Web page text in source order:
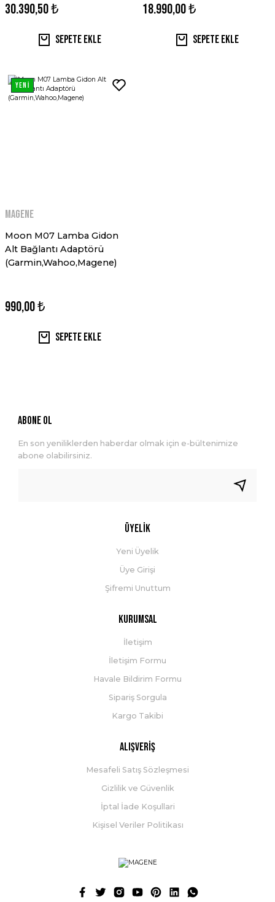
30.390,50 ₺
Sepete Ekle
18.990,00 ₺
Sepete Ekle
YENİ
MAGENE
Moon M07 Lamba Gidon
Alt Bağlantı Adaptörü
(Garmin,Wahoo,Magene)
990,00 ₺
Sepete Ekle
Üyelik
Yeni Üyelik
Üye Girişi
Şifremi Unuttum
Kurumsal
İletişim
İletişim Formu
Havale Bildirim Formu
Sipariş Sorgula
Kargo Takibi
Alışveriş
Mesafeli Satış Sözleşmesi
Gizlilik ve Güvenlik
İptal İade Koşullari
Kişisel Veriler Politikası
ABONE OL
En son yeniliklerden haberdar olmak için e-bültenimize
abone olabilirsiniz.